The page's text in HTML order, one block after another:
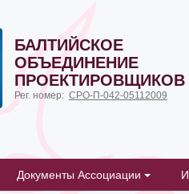
БАЛТИЙСКОЕ
ОБЪЕДИНЕНИЕ
ПРОЕКТИРОВЩИКОВ
Рег. номер: СРО-П-042-05112009
Документы Ассоциации